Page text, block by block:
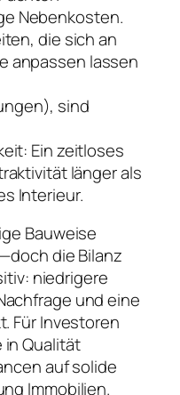
Nebenkosten.
die sich an
anpassen lassen
sind
Ein zeitloses
länger als
Interieur.
Bauweise
die Bilanz
niedrigere
und eine
Für Investoren
Qualität
auf solide
Immobilien.